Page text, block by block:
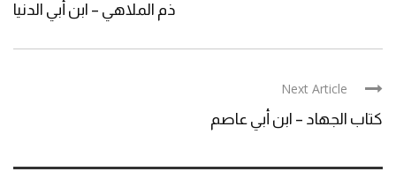
ذم الملاهي – ابن أبي الدنيا
Next Article
كتاب الجهاد – ابن أبي عاصم